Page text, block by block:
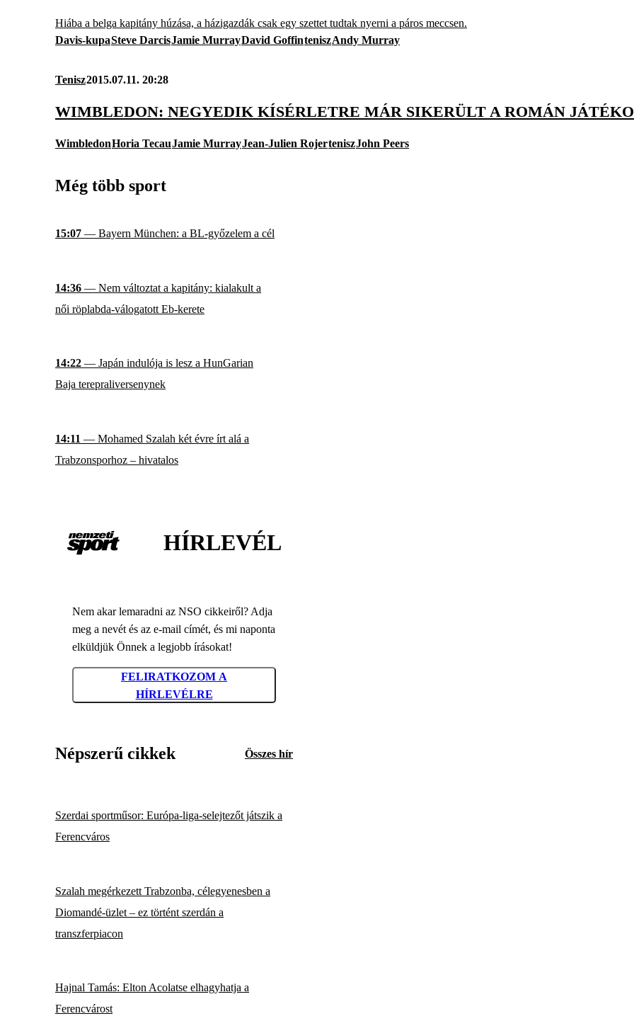
Hiába a belga kapitány húzása, a házigazdák csak egy szettet tudtak nyerni a páros meccsen.
Davis-kupaSteve DarcisJamie MurrayDavid GoffinteniszAndy Murray
Tenisz2015.07.11. 20:28
WIMBLEDON: NEGYEDIK KÍSÉRLETRE MÁR SIKERÜLT A ROMÁN
WimbledonHoria TecauJamie MurrayJean-Julien RojerteniszJohn Peers
Még több sport
15:07 — Bayern München: a BL-győzelem a cél
14:36 — Nem változtat a kapitány: kialakult a
női röplabda-válogatott Eb-kerete
14:22 — Japán indulója is lesz a HunGarian
Baja terepraliversenynek
14:11 — Mohamed Szalah két évre írt alá a
Trabzonsporhoz – hivatalos
HÍRLEVÉL
Nem akar lemaradni az NSO cikkeiről? Adja
meg a nevét és az e-mail címét, és mi naponta
elküldjük Önnek a legjobb írásokat!
FELIRATKOZOM A
HÍRLEVÉLRE
Népszerű cikkek Összes hír
Szerdai sportműsor: Európa-liga-selejtezőt játszik a
Ferencváros
Szalah megérkezett Trabzonba, célegyenesben a
Diomandé-üzlet – ez történt szerdán a
transzferpiacon
Hajnal Tamás: Elton Acolatse elhagyhatja a
Ferencvárost